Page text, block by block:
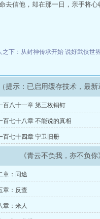
去信他，却在那一日，亲手将
之下：从封神传承开始 说好武侠世
（提示：已启用缓存技术，最
百八十一章 第三枚铜钉
百七十八章 不能说的真相
百七十四章 宁卫旧册
《青云不负我，亦不负你
章：同途
章：反查
章：来人